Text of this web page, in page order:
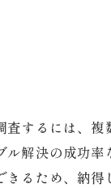
するには、複
解決の成功率
るため、納得